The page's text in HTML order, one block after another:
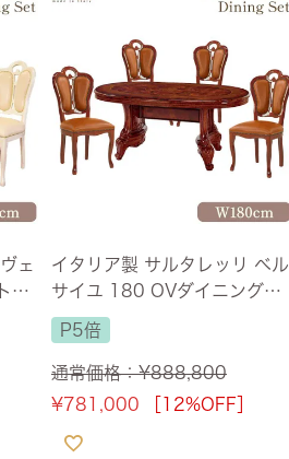
ェ
5P
イタリア製 サルタレッリ ベル
サイユ 180 OVダイニング5
点セット バタフライPVC 合皮
WALNUT ブラウン 【送料無
料】
P5倍
通常価格：¥888,800
¥781,000 ［12%OFF］